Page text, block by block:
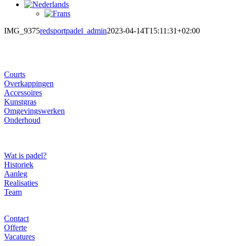
IMG_9375redsportpadel_admin2023-04-14T15:11:31+02:00
Courts
Overkappingen
Accessoires
Kunstgras
Omgevingswerken
Onderhoud
Wat is padel?
Historiek
Aanleg
Realisaties
Team
Contact
Offerte
Vacatures